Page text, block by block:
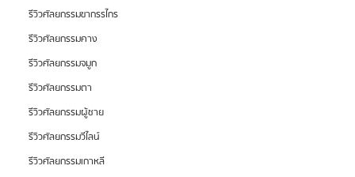
รีวิวศัลยกรรมขากรรไกร
รีวิวศัลยกรรมคาง
รีวิวศัลยกรรมจมูก
รีวิวศัลยกรรมตา
รีวิวศัลยกรรมผู้ชาย
รีวิวศัลยกรรมวีไลน์
รีวิวศัลยกรรมเกาหลี